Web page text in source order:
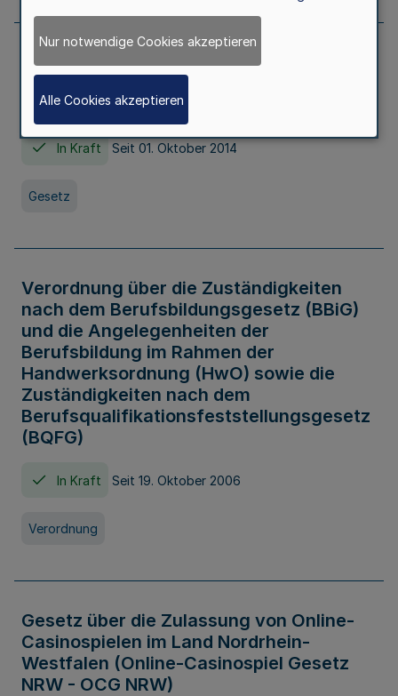
Gesetz über die Hochschulen des Landes
Nordrhein-Westfalen (Hochschulgesetz -
HG)
In Kraft Seit 01. Oktober 2014
Gesetz
Verordnung über die Zuständigkeiten
nach dem Berufsbildungsgesetz (BBiG)
und die Angelegenheiten der
Berufsbildung im Rahmen der
Handwerksordnung (HwO) sowie die
Zuständigkeiten nach dem
Berufsqualifikationsfeststellungsgesetz
(BQFG)
In Kraft Seit 19. Oktober 2006
Verordnung
Gesetz über die Zulassung von Online-
Casinospielen im Land Nordrhein-
Westfalen (Online-Casinospiel Gesetz
NRW - OCG NRW)
Nur notwendige Cookies akzeptieren
Alle Cookies akzeptieren